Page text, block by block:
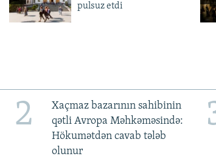
pulsuz etdi
2
Xaçmaz bazarının sahibinin
qətli Avropa Məhkəməsində:
Hökumətdən cavab tələb
olunur